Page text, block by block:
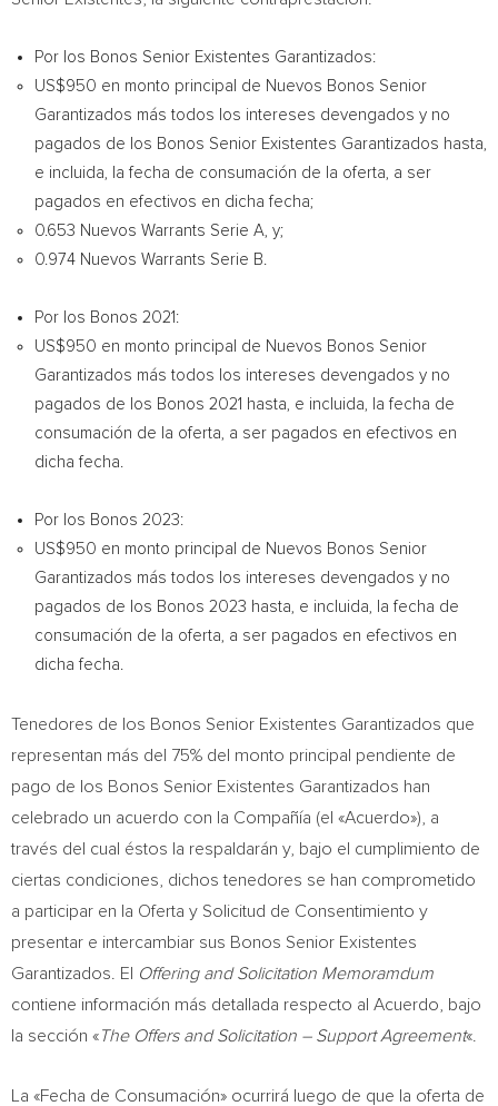
Por los Bonos Senior Existentes Garantizados:
US$950 en monto principal de Nuevos Bonos Senior
Garantizados más todos los intereses devengados y no
pagados de los Bonos Senior Existentes Garantizados hasta,
e incluida, la fecha de consumación de la oferta, a ser
pagados en efectivos en dicha fecha;
0.653 Nuevos Warrants Serie A, y;
0.974 Nuevos Warrants Serie B.
Por los Bonos 2021:
US$950 en monto principal de Nuevos Bonos Senior
Garantizados más todos los intereses devengados y no
pagados de los Bonos 2021 hasta, e incluida, la fecha de
consumación de la oferta, a ser pagados en efectivos en
dicha fecha.
Por los Bonos 2023:
US$950 en monto principal de Nuevos Bonos Senior
Garantizados más todos los intereses devengados y no
pagados de los Bonos 2023 hasta, e incluida, la fecha de
consumación de la oferta, a ser pagados en efectivos en
dicha fecha.
Tenedores de los Bonos Senior Existentes Garantizados que
representan más del 75% del monto principal pendiente de
pago de los Bonos Senior Existentes Garantizados han
celebrado un acuerdo con la Compañía (el «Acuerdo»), a
través del cual éstos la respaldarán y, bajo el cumplimiento de
ciertas condiciones, dichos tenedores se han comprometido
a participar en la Oferta y Solicitud de Consentimiento y
presentar e intercambiar sus Bonos Senior Existentes
Garantizados. El
Offering and Solicitation Memoramdum
contiene información más detallada respecto al Acuerdo, bajo
la sección «The Offers and Solicitation – Support Agreement«.
La «Fecha de Consumación» ocurrirá luego de que la oferta de